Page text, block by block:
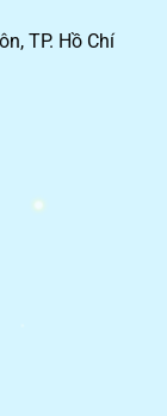
TP. Hồ Chí